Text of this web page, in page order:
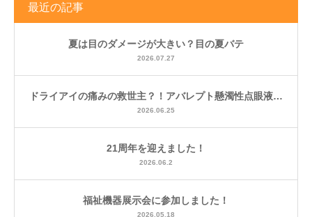
最近の記事
夏は目のダメージが大きい？目の夏バテ
2026.07.27
ドライアイの痛みの救世主？！アバレプト懸濁性点眼液…
2026.06.25
21周年を迎えました！
2026.06.2
福祉機器展示会に参加しました！
2026.05.18